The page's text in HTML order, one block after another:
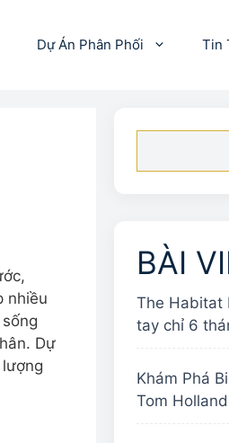
Dự Án Phân Phối Tin
nhiều
Dự
BÀI
The Habitat
tay chỉ 6
Khám Phá
Tom